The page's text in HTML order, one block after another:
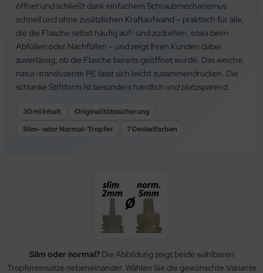
öffnet und schließt dank einfachem Schraubmechanismus
schnell und ohne zusätzlichen Kraftaufwand – praktisch für alle,
die die Flasche selbst häufig auf- und zudrehen, etwa beim
Abfüllen oder Nachfüllen – und zeigt Ihren Kunden dabei
zuverlässig, ob die Flasche bereits geöffnet wurde. Das weiche,
natur-transluzente PE lässt sich leicht zusammendrücken. Die
schlanke Stiftform ist besonders handlich und platzsparend.
30 ml Inhalt
Originalitätssicherung
Slim- oder Normal-Tropfer
7 Deckelfarben
Slim oder normal?Die Abbildung zeigt beide wählbaren
Tropfereinsätze nebeneinander. Wählen Sie die gewünschte Variante